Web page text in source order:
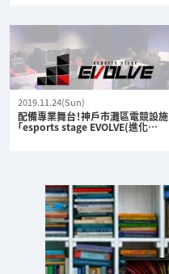
2019.11.24(Sun)
配備專業舞台！神戶市灘區電競設施
「esports stage EVOLVE(進化…